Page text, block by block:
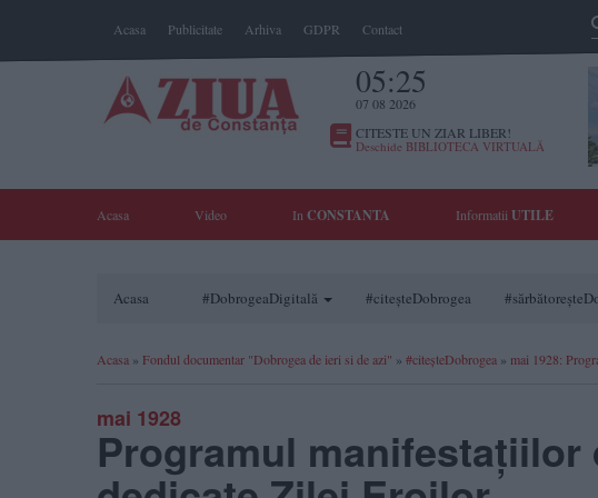
Acasa Publicitate Arhiva GDPR Contact
05:25
07 08 2026
CITESTE UN ZIAR LIBER!
Deschide BIBLIOTECA VIRTUALĂ
Acasa Video In CONSTANTA Informatii UTILE
Acasa #DobrogeaDigitală #citeșteDobrogea
Acasa » Fondul documentar "Dobrogea de ieri si de azi" » #citeșteDobrogea » mai 1928:
mai 1928
Programul